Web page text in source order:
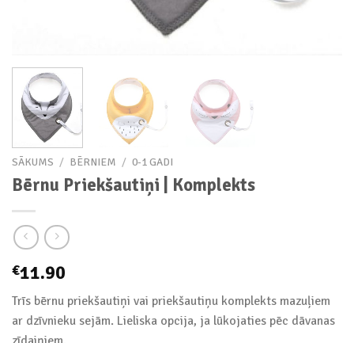
SĀKUMS / BĒRNIEM / 0-1 GADI
Bērnu Priekšautiņi | Komplekts
€11.90
Trīs bērnu priekšautiņi vai priekšautiņu komplekts mazuļiem
ar dzīvnieku sejām. Lieliska opcija, ja lūkojaties pēc dāvanas